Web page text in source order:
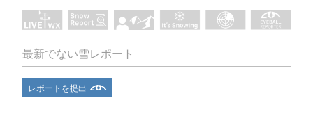
最新でない雪レポート
レポートを提出